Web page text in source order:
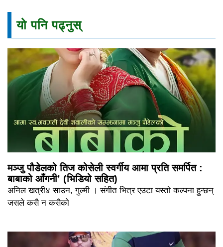
यो पनि पढ्नुस्
मञ्जु पौडेलको तिज कोसेली स्वर्गीय आमा प्रति समर्पित :
बाबाको आँगनी’ (भिडियो सहित)
अनिल खत्री४ साउन, गुल्मी । संगीत भित्र एउटा यस्तो कल्पना हुन्छन्
जसले कसै न कसैको